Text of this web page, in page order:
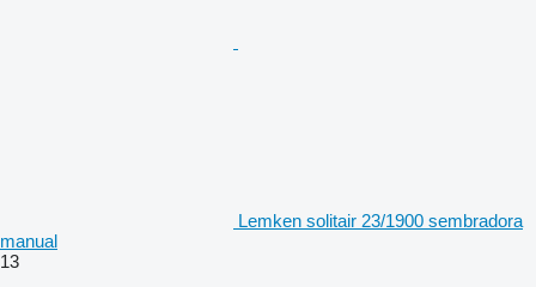
Lemken solitair 23/1900 sembradora
manual
13